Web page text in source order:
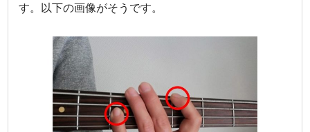
す。以下の画像がそうです。